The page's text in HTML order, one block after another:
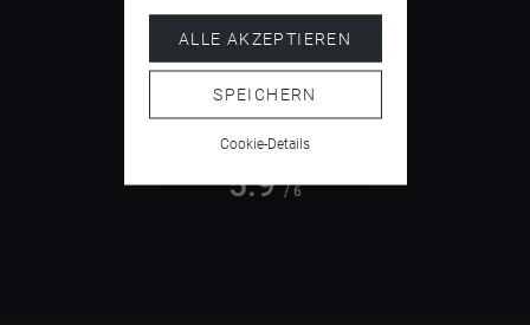
4.5/ 5
5.9/ 6
ALLE AKZEPTIEREN
SPEICHERN
Cookie-Details